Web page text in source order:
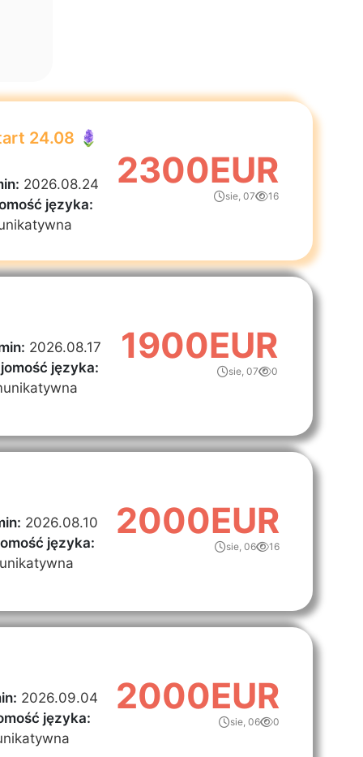
24.08 🪻
2026.08.24
języka:
2300EUR
sie, 07 16
2026.08.17
języka:
1900EUR
sie, 07 0
2026.08.10
języka:
2000EUR
sie, 06 16
2026.09.04
języka:
2000EUR
sie, 06 0